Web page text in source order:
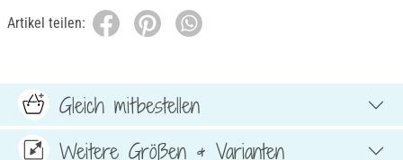
Artikel teilen:
Gleich mitbestellen
Weitere Größen & Varianten